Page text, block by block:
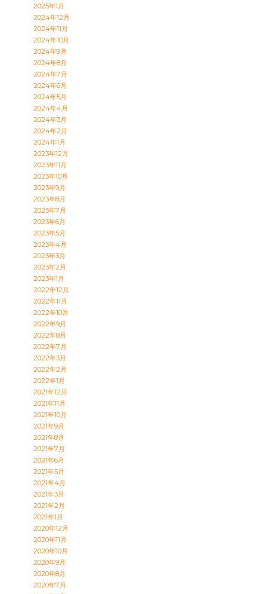
2025年1月
2024年12月
2024年11月
2024年10月
2024年9月
2024年8月
2024年7月
2024年6月
2024年5月
2024年4月
2024年3月
2024年2月
2024年1月
2023年12月
2023年11月
2023年10月
2023年9月
2023年8月
2023年7月
2023年6月
2023年5月
2023年4月
2023年3月
2023年2月
2023年1月
2022年12月
2022年11月
2022年10月
2022年9月
2022年8月
2022年7月
2022年3月
2022年2月
2022年1月
2021年12月
2021年11月
2021年10月
2021年9月
2021年8月
2021年7月
2021年6月
2021年5月
2021年4月
2021年3月
2021年2月
2021年1月
2020年12月
2020年11月
2020年10月
2020年9月
2020年8月
2020年7月